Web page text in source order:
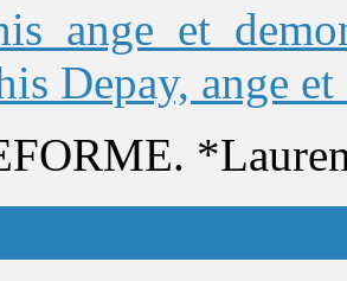
Depay, ange et